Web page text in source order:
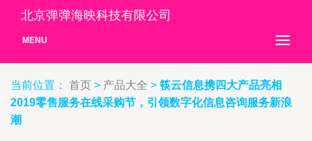
北京弹弹海映科技有限公司
MENU
当前位置： 首页 > 产品大全 > 筷云信息携四大产品亮相
2019零售服务在线采购节，引领数字化信息咨询服务新浪
潮